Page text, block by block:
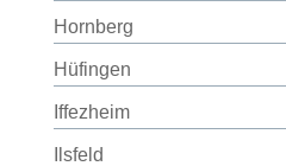
Hornberg
Hüfingen
Iffezheim
Ilsfeld